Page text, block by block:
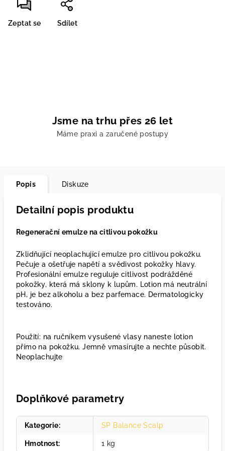
Zeptat se Sdílet
Jsme na trhu přes 26 let
Máme praxi a zaručené postupy
Popis Diskuze
Detailní popis produktu
Regenerační emulze na citlivou pokožku
Zklidňující neoplachující emulze pro citlivou pokožku.
Pečuje a ošetřuje napětí a svědivost pokožky hlavy.
Profesionální emulze reguluje citlivost podrážděné
pokožky, která má sklony k lupům. Lotion má neutrální
pH, je bez alkoholu a bez parfemace. Dermatologicky
testováno.
Použití: na ručníkem vysušené vlasy naneste lotion
přímo na pokožku. Jemně vmasírujte a nechte působit.
Neoplachujte
Doplňkové parametry
Kategorie: SP Balance Scalp
Hmotnost: 1 kg